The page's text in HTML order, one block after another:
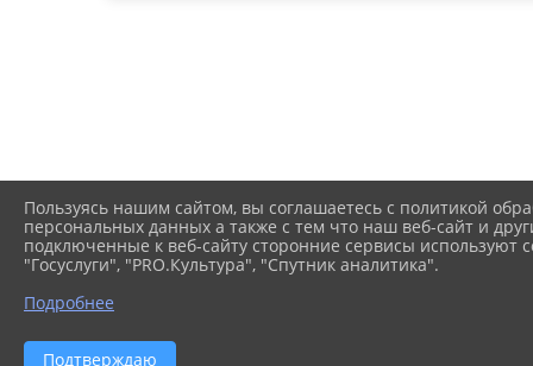
Пользуясь нашим сайтом, вы соглашаетесь с политикой
персональных данных а также с тем что наш веб-сайт и
подключенные к веб-сайту сторонние сервисы используют
"Госуслуги", "PRO.Культура", "Спутник аналитика".
Подробнее
Подтверждаю